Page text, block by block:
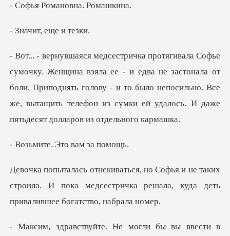
омановна.
т, еще
и едва не застонала от
боли. Приподнять голову - и то было непосильно. Все
же, выт
. Это вам
е таких
строила. И пока медсестричка решала,
вести в